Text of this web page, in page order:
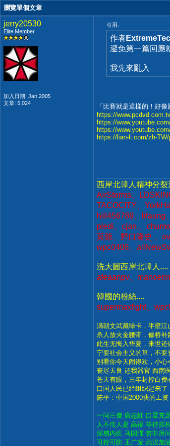
瀏覽單個文章
jerry20530
Elite Member
加入日期: Jan 2005
文章: 5,024
引用:
作者
避免第一篇回應
我先來亂入
「比賽就是這樣的！好
https://
https://
https://
https://lian-li.com/zh-
西岸北韓人精神分
AirStorms、
TACOCITY、
hill456789、lifaung
pledi、cjan.、
莫爺、野口隆史 、
wpc0406、
洗大圖西岸北韓人....
afeaanpv、
韓國的粉絲....
supermaxfight、
满朝文武藏绿卡，半壁江
杀人放火金腰带，修桥补
此生无悔入华夏，来世还
宁要社会主义的草，不要
别看你今天闹得欢，小心
丧尽天良 还我器官 西南
苍天有眼，三年封控白
口国人民已经组织起来了
陈平：中国2000块的工
一问三傻 唐志紅 口罩充
人不传人是 高福 等待授
深感内疚 马国强 答非所
可控可防 王广发 武汉加